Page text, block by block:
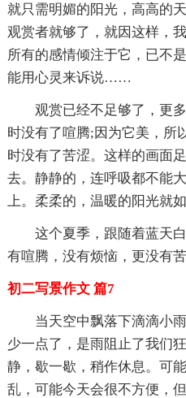
就只需明媚的阳光，高高的
观赏者就够了，就因这样，
所有的感情倾注于它，已不
能用心灵来诉说……
观赏已经不足够了，更
时没有了喧腾;因为它美，所
时没有了苦涩。这样的画面
去。静静的，连呼吸都不能
上。柔柔的，温暖的阳光就
这个夏季，跟随着蓝天
有喧腾，没有烦恼，更没有
初二写景作文 篇7
当天空中飘落下滴滴小
少一点了，是雨阻止了我们
静，歇一歇，稍作休息。可
乱，可能今天会很不方便，